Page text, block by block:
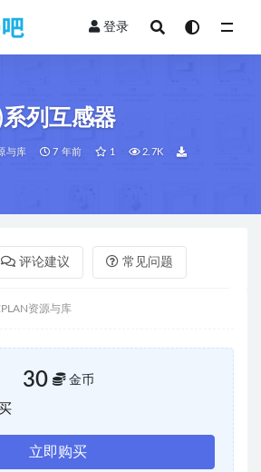
登录
列互感器
与库 7 年前 1 2.7K
评论建议 常见问题
资源与库
30 金币
立即购买